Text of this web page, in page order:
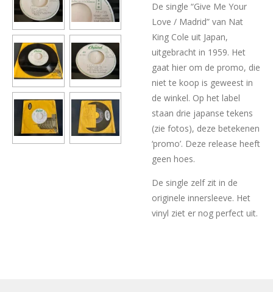
De single “Give Me Your
Love / Madrid” van Nat
King Cole uit Japan,
uitgebracht in 1959. Het
gaat hier om de promo, die
niet te koop is geweest in
de winkel. Op het label
staan drie japanse tekens
(zie fotos), deze betekenen
‘promo’. Deze release heeft
geen hoes.
De single zelf zit in de
originele innersleeve. Het
vinyl ziet er nog perfect uit.